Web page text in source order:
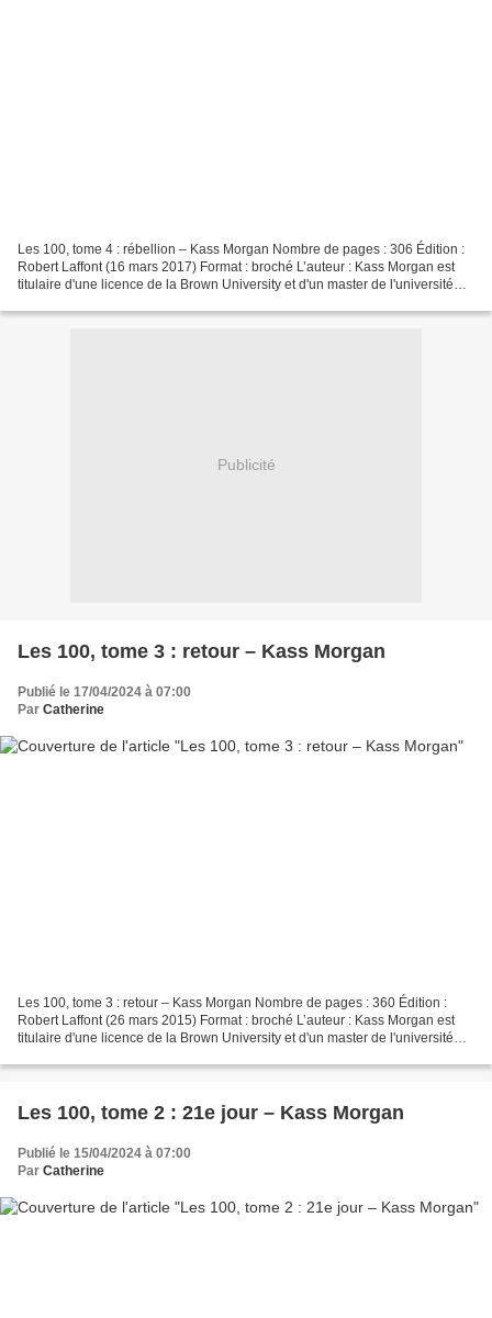
Les 100, tome 4 : rébellion – Kass Morgan Nombre de pages : 306 Édition :
Robert Laffont (16 mars 2017) Format : broché L’auteur : Kass Morgan est
titulaire d'une licence de la Brown University et d'un master de l'université
Publicité
Les 100, tome 3 : retour – Kass Morgan
Publié le 17/04/2024 à 07:00
Par Catherine
Les 100, tome 3 : retour – Kass Morgan Nombre de pages : 360 Édition :
Robert Laffont (26 mars 2015) Format : broché L’auteur : Kass Morgan est
titulaire d'une licence de la Brown University et d'un master de l'université
Les 100, tome 2 : 21e jour – Kass Morgan
Publié le 15/04/2024 à 07:00
Par Catherine